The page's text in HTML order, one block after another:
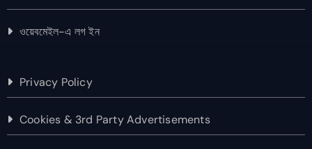
ওয়েবমেইল-এ লগ ইন
Privacy Policy
Cookies & 3rd Party Advertisements